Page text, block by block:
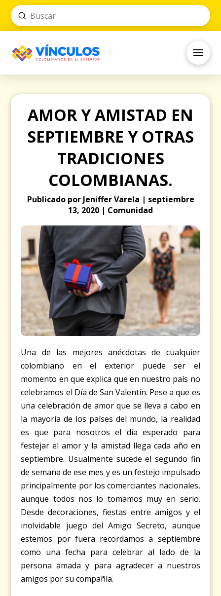
Search
Submit
AMOR Y AMISTAD EN
SEPTIEMBRE Y OTRAS
TRADICIONES
COLOMBIANAS.
Publicado por Jeniffer Varela | septiembre
13, 2020 | Comunidad
Una de las mejores anécdotas de cualquier
colombiano en el exterior puede ser el
momento en que explica que en nuestro país no
celebramos el Día de San Valentín. Pese a que es
una celebración de amor que se lleva a cabo en
la mayoría de los países del mundo, la realidad
es que para nosotros el día esperado para
festejar el amor y la amistad llega cada año en
septiembre. Usualmente sucede el segundo fin
de semana de ese mes y es un festejo impulsado
principalmente por los comerciantes nacionales,
aunque todos nos lo tomamos muy en serio.
Desde decoraciones, fiestas entre amigos y el
inolvidable juego del Amigo Secreto, aunque
estemos por fuera recordamos a septiembre
como una fecha para celebrar al lado de la
persona amada y para agradecer a nuestros
amigos por su compañía.